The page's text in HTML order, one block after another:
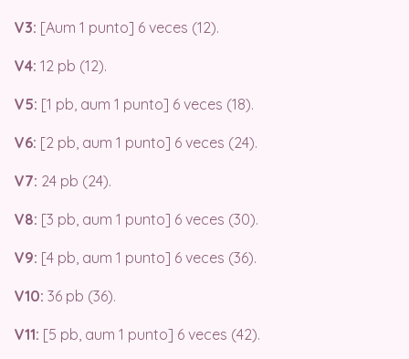
V3: [Aum 1 punto] 6 veces (12).
V4: 12 pb (12).
V5: [1 pb, aum 1 punto] 6 veces (18).
V6: [2 pb, aum 1 punto] 6 veces (24).
V7: 24 pb (24).
V8: [3 pb, aum 1 punto] 6 veces (30).
V9: [4 pb, aum 1 punto] 6 veces (36).
V10: 36 pb (36).
V11: [5 pb, aum 1 punto] 6 veces (42).